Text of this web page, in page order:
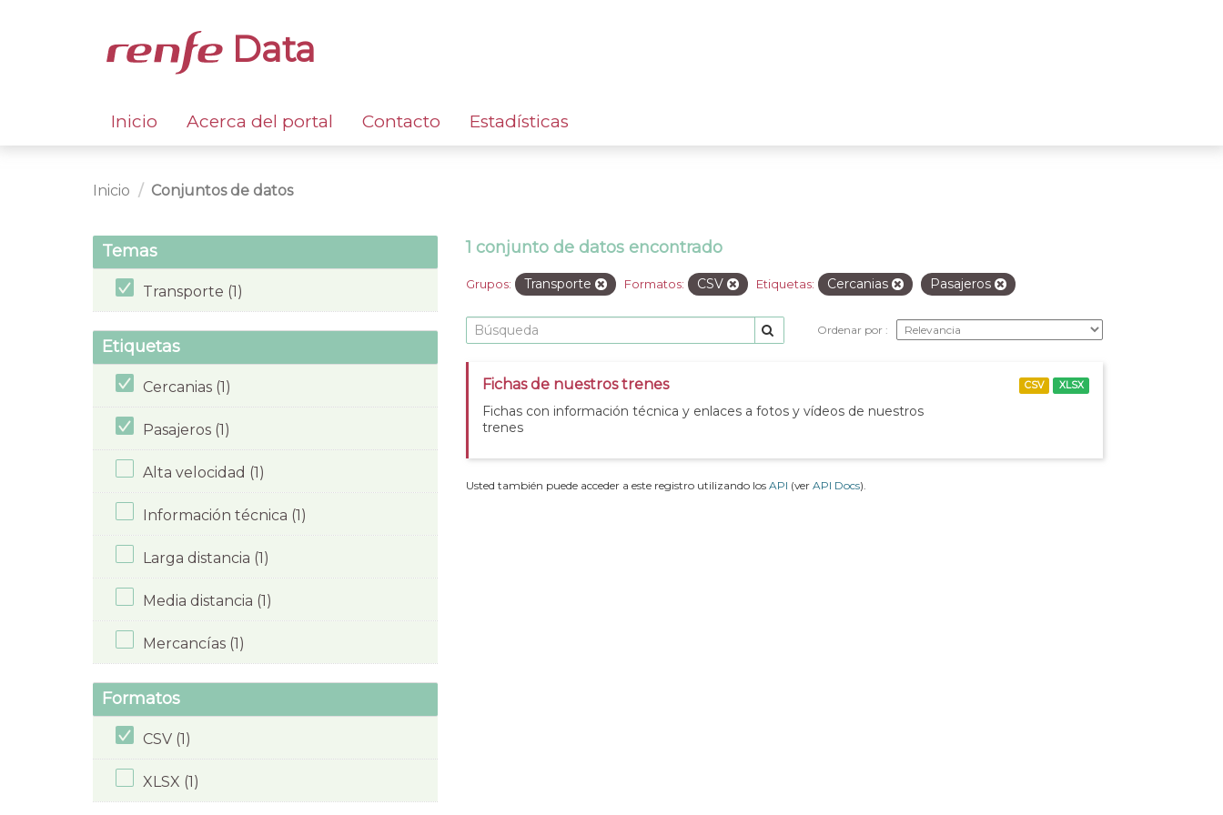
Data
Inicio Acerca del portal Contacto Estadísticas
Inicio Conjuntos de datos
Temas
Transporte (1)
Etiquetas
Cercanias (1)
Pasajeros (1)
Alta velocidad (1)
Información técnica (1)
Larga distancia (1)
Media distancia (1)
Mercancías (1)
Formatos
CSV (1)
XLSX (1)
1 conjunto de datos encontrado
Grupos: Transporte Formatos: CSV Etiquetas: Cercanias Pasajeros
Ordenar por
Fichas de nuestros trenes
Fichas con información técnica y enlaces a fotos y vídeos de nuestros
trenes
CSV XLSX
Usted también puede acceder a este registro utilizando los API (ver API Docs).